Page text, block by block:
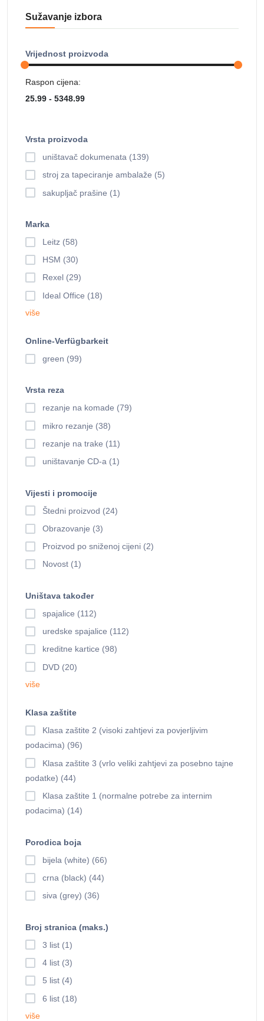
Sužavanje izbora
Vrijednost proizvoda
Raspon cijena:
Vrsta proizvoda
uništavač dokumenata (139)
stroj za tapeciranje ambalaže (5)
sakupljač prašine (1)
Marka
Leitz (58)
HSM (30)
Rexel (29)
Ideal Office (18)
više
Online-Verfügbarkeit
green (99)
Vrsta reza
rezanje na komade (79)
mikro rezanje (38)
rezanje na trake (11)
uništavanje CD-a (1)
Vijesti i promocije
Štedni proizvod (24)
Obrazovanje (3)
Proizvod po sniženoj cijeni (2)
Novost (1)
Uništava također
spajalice (112)
uredske spajalice (112)
kreditne kartice (98)
DVD (20)
više
Klasa zaštite
Klasa zaštite 2 (visoki zahtjevi za povjerljivim
podacima) (96)
Klasa zaštite 3 (vrlo veliki zahtjevi za posebno tajne
podatke) (44)
Klasa zaštite 1 (normalne potrebe za internim
podacima) (14)
Porodica boja
bijela (white) (66)
crna (black) (44)
siva (grey) (36)
Broj stranica (maks.)
3 list (1)
4 list (3)
5 list (4)
6 list (18)
više